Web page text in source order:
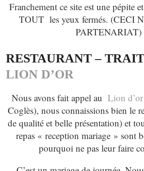
Franchement ce site est une pépite
TOUT les yeux fermés. (CECI
PARTENARIAT)
RESTAURANT –
LION D’OR
Nous avons fait appel au Lion d’or
Coglès), nous connaissions bien le
de qualité et belle présentation) et
repas « reception mariage » sont
pourquoi ne pas leur faire